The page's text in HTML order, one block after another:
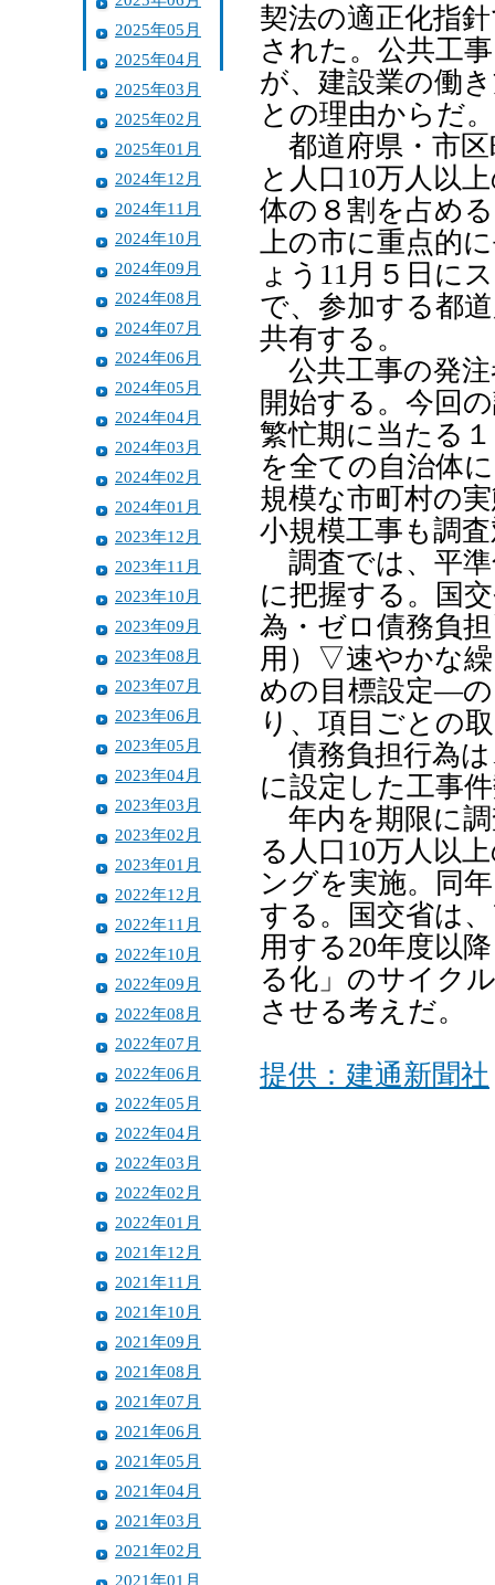
2025年05月
2025年04月
2025年03月
2025年02月
2025年01月
2024年12月
2024年11月
2024年10月
2024年09月
2024年08月
2024年07月
2024年06月
2024年05月
2024年04月
2024年03月
2024年02月
2024年01月
2023年12月
2023年11月
2023年10月
2023年09月
2023年08月
2023年07月
2023年06月
2023年05月
2023年04月
2023年03月
2023年02月
2023年01月
2022年12月
2022年11月
2022年10月
2022年09月
2022年08月
2022年07月
2022年06月
2022年05月
2022年04月
2022年03月
2022年02月
2022年01月
2021年12月
2021年11月
2021年10月
2021年09月
2021年08月
2021年07月
2021年06月
2021年05月
2021年04月
2021年03月
2021年02月
2021年01月
契法の適正化指
された。公共工
が、建設業の働
との理由からだ。
都道府県・市区
と人口10万人以
体の８割を占め
上の市に重点的
ょう11月５日に
で、参加する都
共有する。
公共工事の発注
開始する。今回
繁忙期に当たる
を全ての自治体
規模な市町村の
小規模工事も調
調査では、平準
に把握する。国
為・ゼロ債務負
用）▽速やかな
めの目標設定―
り、項目ごとの
債務負担行為は
に設定した工事
年内を期限に
る人口10万人以
ングを実施。同
する。国交省は
用する20年度以
る化」のサイク
させる考えだ。
提供：建通新聞社